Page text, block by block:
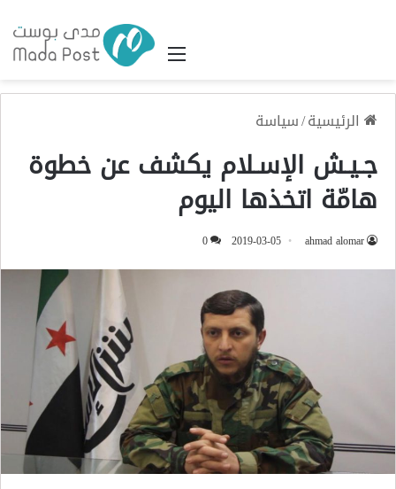
القائمة
الرئيسية/سياسة
جـيـش الإسـلام يكشف عن خطوة
هامّة اتخذها اليوم
ahmad alomar
2019-03-05
0